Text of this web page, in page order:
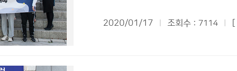
2020/01/17 조회수 : 7114